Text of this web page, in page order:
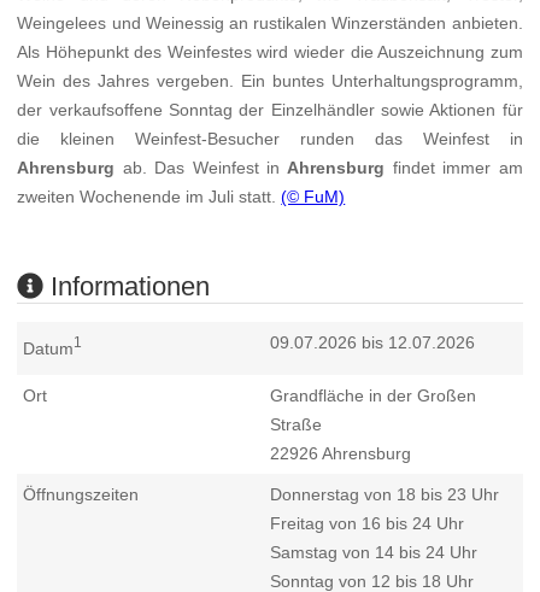
Weingelees und Weinessig an rustikalen Winzerständen anbieten.
Als Höhepunkt des Weinfestes wird wieder die Auszeichnung zum
Wein des Jahres vergeben. Ein buntes Unterhaltungsprogramm,
der verkaufsoffene Sonntag der Einzelhändler sowie Aktionen für
die kleinen Weinfest-Besucher runden das Weinfest in
Ahrensburg ab. Das Weinfest in Ahrensburg findet immer am
zweiten Wochenende im Juli statt.(© FuM)
Informationen
Datum1 09.07.2026 bis 12.07.2026
Ort
Grandfläche in der Großen
Straße
22926 Ahrensburg
Öffnungszeiten
Donnerstag von 18 bis 23 Uhr
Freitag von 16 bis 24 Uhr
Samstag von 14 bis 24 Uhr
Sonntag von 12 bis 18 Uhr